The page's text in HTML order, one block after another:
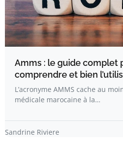
Amms : le guide complet
comprendre et bien
L’acronyme AMMS cache au
médicale marocaine à la…
Sandrine Riviere